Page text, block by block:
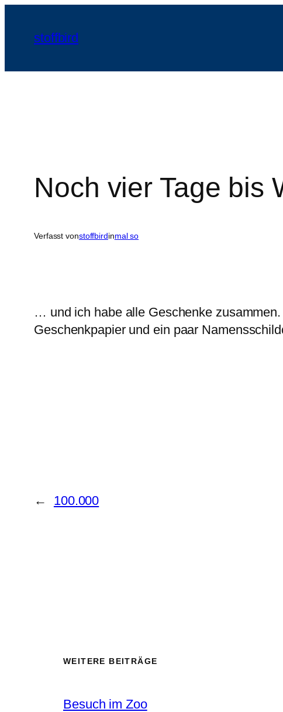
springen
stoffbird
Noch vier Tage bis
Verfasst vonstoffbirdinmal so
… und ich habe alle Geschenke
Geschenkpapier und ein paar
← 100.000
WEITERE BEITRÄGE
Besuch im Zoo